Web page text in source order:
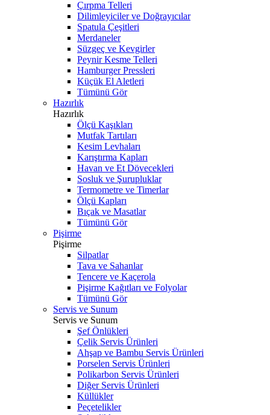
Çırpma Telleri
Dilimleyiciler ve Doğrayıcılar
Spatula Çeşitleri
Merdaneler
Süzgeç ve Kevgirler
Peynir Kesme Telleri
Hamburger Pressleri
Küçük El Aletleri
Tümünü Gör
Hazırlık
Hazırlık
Ölçü Kaşıkları
Mutfak Tartıları
Kesim Levhaları
Karıştırma Kapları
Havan ve Et Dövecekleri
Sosluk ve Şurupluklar
Termometre ve Timerlar
Ölçü Kapları
Bıçak ve Masatlar
Tümünü Gör
Pişirme
Pişirme
Silpatlar
Tava ve Sahanlar
Tencere ve Kaçerola
Pişirme Kağıtları ve Folyolar
Tümünü Gör
Servis ve Sunum
Servis ve Sunum
Şef Önlükleri
Çelik Servis Ürünleri
Ahşap ve Bambu Servis Ürünleri
Porselen Servis Ürünleri
Polikarbon Servis Ürünleri
Diğer Servis Ürünleri
Küllükler
Peçetelikler